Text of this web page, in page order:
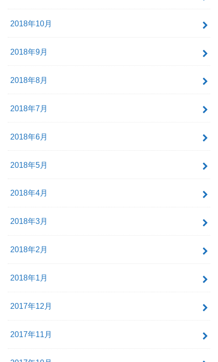
2018年10月
2018年9月
2018年8月
2018年7月
2018年6月
2018年5月
2018年4月
2018年3月
2018年2月
2018年1月
2017年12月
2017年11月